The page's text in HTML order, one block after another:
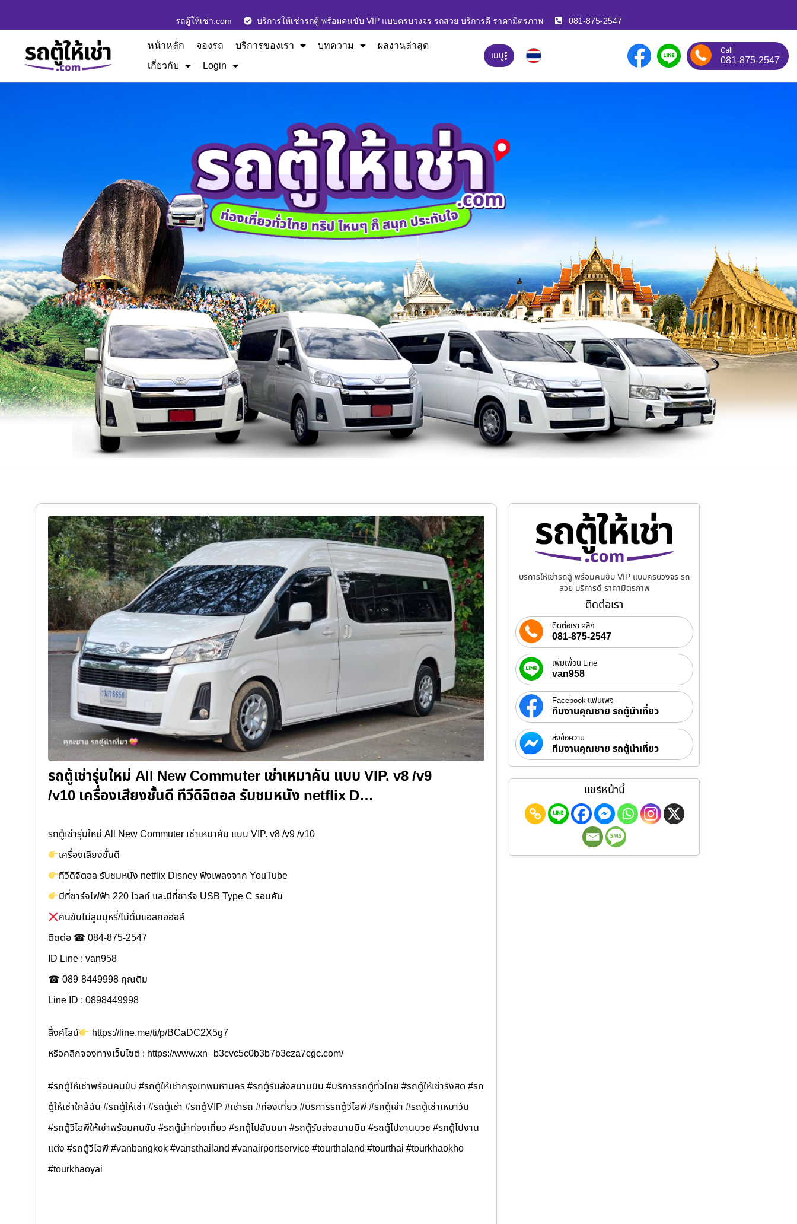
รถตู้ให้เช่า.com บริการให้เช่ารถตู้ พร้อมคนขับ VIP แบบครบวงจร รถสวย บริการดี ราคามิตรภาพ 081-875-2547
หน้าหลัก จองรถ บริการของเรา บทความ
ผลงานล่าสุด
เกี่ยวกับ
Login
เมนู Call
081-875-2547
รถตู้เช่ารุ่นใหม่ All New Commuter เช่าเหมาคัน แบบ VIP. v8 /v9
/v10 เครื่องเสียงชั้นดี ทีวีดิจิตอล รับชมหนัง netflix D…
รถตู้เช่ารุ่นใหม่ All New Commuter เช่าเหมาคัน แบบ VIP. v8 /v9 /v10
เครื่องเสียงชั้นดี
ทีวีดิจิตอล รับชมหนัง netflix Disney ฟังเพลงจาก YouTube
มีที่ชาร์จไฟฟ้า 220 โวลท์ และมีที่ชาร์จ USB Type C รอบคัน
คนขับไม่สูบบุหรี่/ไม่ดื่มแอลกอฮอล์
ติดต่อ ☎ 084-875-2547
ID Line : van958
☎ 089-8449998 คุณติม
Line ID : 0898449998
ลิ้งค์ไลน์
https://line.me/ti/p/BCaDC2X5g7
หรือคลิกจองทางเว็บไซต์ : https://www.xn--b3cvc5c0b3b7b3cza7cgc.com/
#รถตู้ให้เช่าพร้อมคนขับ #รถตู้ให้เช่ากรุงเทพมหานคร #รถตู้รับส่งสนามบิน #บริการรถตู้ทั่วไทย #รถตู้ให้เช่ารังสิต #รถ
ตู้ให้เช่าใกล้ฉัน #รถตู้ให้เช่า #รถตู้เช่า #รถตู้VIP #เช่ารถ #ท่องเที่ยว #บริการรถตู้วีไอพี #รถตู้เช่า #รถตู้เช่าเหมาวัน
#รถตู้วีไอพีให้เช่าพร้อมคนขับ #รถตู้นำท่องเที่ยว #รถตู้ไปสัมมนา #รถตู้รับส่งสนามบิน #รถตู้ไปงานบวช #รถตู้ไปงาน
แต่ง #รถตู้วีไอพี #vanbangkok #vansthailand #vanairportservice #tourthaland #tourthai #tourkhaokho
#tourkhaoyai
บริการให้เช่ารถตู้ พร้อมคนขับ VIP แบบครบวงจร รถ
สวย บริการดี ราคามิตรภาพ
ติดต่อเรา
ติดต่อเรา คลิก
081-875-2547
เพิ่มเพื่อน Line
van958
Facebook แฟนเพจ
ทีมงานคุณชาย รถตู้นำเที่ยว
ส่งข้อความ
ทีมงานคุณชาย รถตู้นำเที่ยว
แชร์หน้านี้